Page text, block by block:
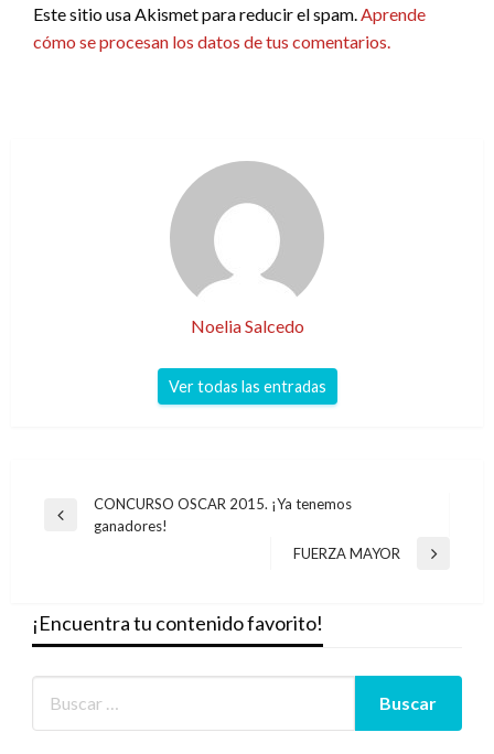
Este sitio usa Akismet para reducir el spam. Aprende
cómo se procesan los datos de tus comentarios.
Noelia Salcedo
Ver todas las entradas
Navegación
Entrada
CONCURSO OSCAR 2015. ¡Ya tenemos
ganadores!
Entrada
FUERZA MAYOR
¡Encuentra tu contenido favorito!